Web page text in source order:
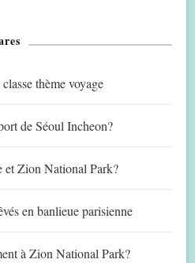
thème voyage
de Séoul Incheon?
et Zion National Park?
en banlieue parisienne
à Zion National Park?